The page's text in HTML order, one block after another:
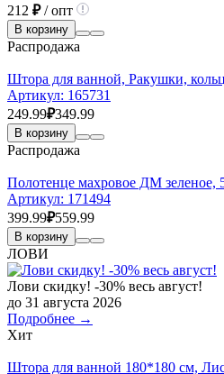
212 ₽/ опт
В корзину
Распродажа
Штора для ванной, Ракушки,
Артикул: 165731
249.99₽349.99
В корзину
Распродажа
Полотенце махровое ДМ зеленое,
Артикул: 171494
399.99₽559.99
В корзину
ЛОВИ
Лови скидку! -30% весь август!
до 31 августа 2026
Подробнее →
Хит
Штора для ванной 180*180 см,